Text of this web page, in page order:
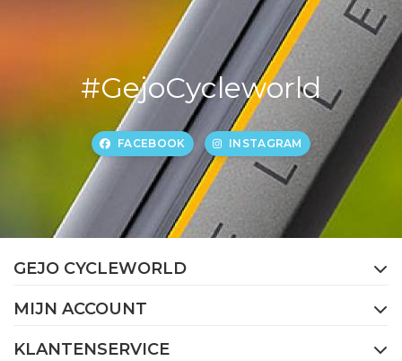
#GejoCycleworld
FACEBOOK INSTAGRAM
GEJO CYCLEWORLD
MIJN ACCOUNT
KLANTENSERVICE